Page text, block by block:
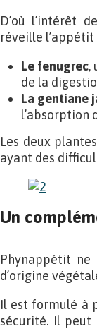
D’où l’intérêt
réveille l’appétit
Le fenugrec,
de la
La gentiane
l’absorption
Les deux
ayant des
Un
Phynappétit
d’origine
Il est formulé à
sécurité. Il peut